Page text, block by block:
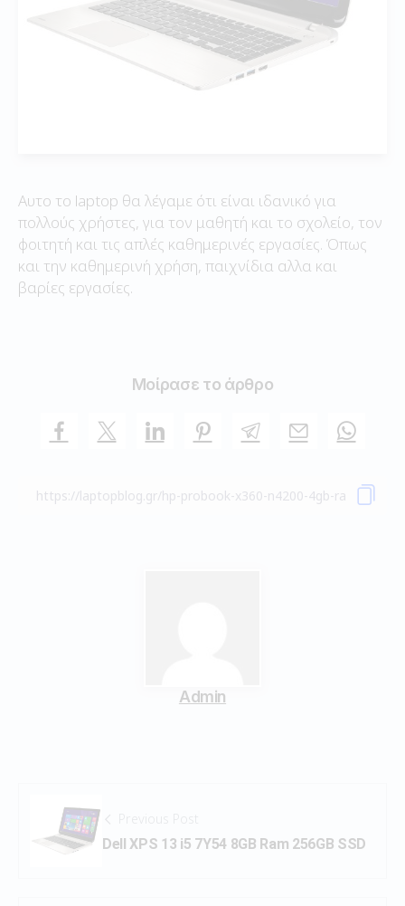
Αυτο το laptop θα λέγαμε ότι είναι ιδανικό για
πολλούς χρήστες, για τον μαθητή και το σχολείο, τον
φοιτητή και τις απλές καθημερινές εργασίες. Όπως
και την καθημερινή χρήση, παιχνίδια αλλα και
βαρίες εργασίες.
Μοίρασε το άρθρο
Admin
Previous Post
Dell XPS 13 i5 7Y54 8GB Ram 256GB SSD